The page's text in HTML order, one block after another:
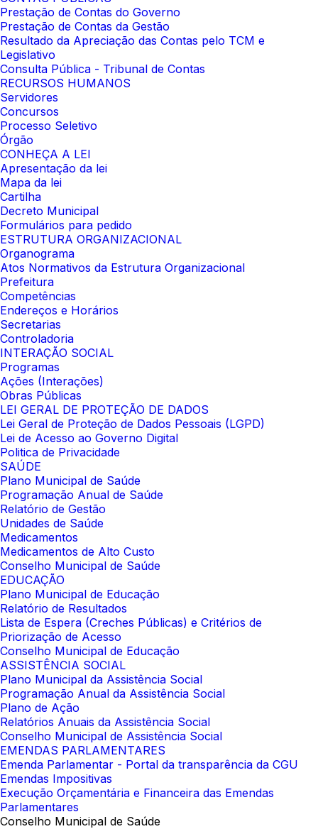
Prestação de Contas do Governo
Prestação de Contas da Gestão
Resultado da Apreciação das Contas pelo TCM e
Legislativo
Consulta Pública - Tribunal de Contas
RECURSOS HUMANOS
Servidores
Concursos
Processo Seletivo
Órgão
CONHEÇA A LEI
Apresentação da lei
Mapa da lei
Cartilha
Decreto Municipal
Formulários para pedido
ESTRUTURA ORGANIZACIONAL
Organograma
Atos Normativos da Estrutura Organizacional
Prefeitura
Competências
Endereços e Horários
Secretarias
Controladoria
INTERAÇÃO SOCIAL
Programas
Ações (Interações)
Obras Públicas
LEI GERAL DE PROTEÇÃO DE DADOS
Lei Geral de Proteção de Dados Pessoais (LGPD)
Lei de Acesso ao Governo Digital
Politica de Privacidade
SAÚDE
Plano Municipal de Saúde
Programação Anual de Saúde
Relatório de Gestão
Unidades de Saúde
Medicamentos
Medicamentos de Alto Custo
Conselho Municipal de Saúde
EDUCAÇÃO
Plano Municipal de Educação
Relatório de Resultados
Lista de Espera (Creches Públicas) e Critérios de
Priorização de Acesso
Conselho Municipal de Educação
ASSISTÊNCIA SOCIAL
Plano Municipal da Assistência Social
Programação Anual da Assistência Social
Plano de Ação
Relatórios Anuais da Assistência Social
Conselho Municipal de Assistência Social
EMENDAS PARLAMENTARES
Emenda Parlamentar - Portal da transparência da CGU
Emendas Impositivas
Execução Orçamentária e Financeira das Emendas
Parlamentares
Conselho Municipal de Saúde